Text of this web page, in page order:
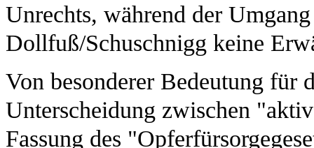
Unrechts, während der
Dollfuß/Schuschnigg keine
Von besonderer Bedeutung für
Unterscheidung zwischen
Fassung des